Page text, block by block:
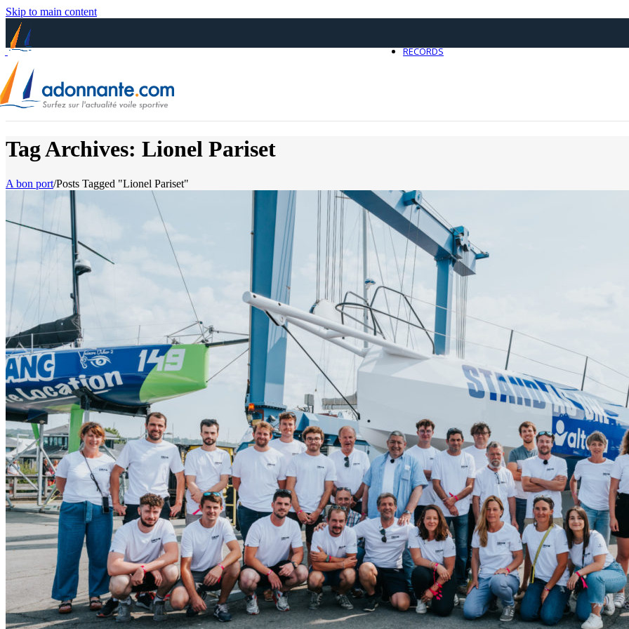
Skip to main content
0
RECORDS
05Mai
Classe Ultim 32/23,Records,Trophée Jules Verne
Un nouveau Maxi Edmond de
Source
Gitana Team
8 mai 2025
0
Tag Archives: Lionel Pariset
A bon port/Posts Tagged "Lionel Pariset"